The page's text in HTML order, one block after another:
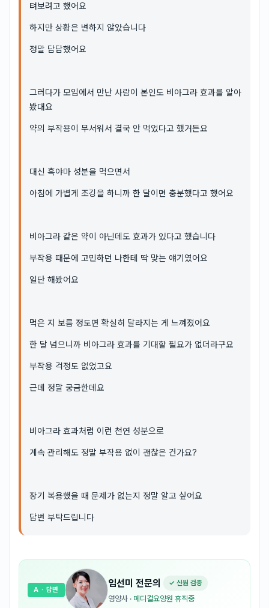
텨보려고 했어요
하지만 상황은 변하지 않았습니다
정말 답답했어요
그러다가 모임에서 만난 사람이 본인도 비아그라 효과를 알아
봤대요
약의 부작용이 무서워서 결국 안 먹었다고 했거든요
대신 흑야마 성분을 먹으면서
아침에 가볍게 조깅을 하니까 한 달이면 충분했다고 했어요
비아그라 같은 약이 아닌데도 효과가 있다고 했습니다
부작용 때문에 고민하던 나한테 딱 맞는 얘기였어요
일단 해봤어요
먹은 지 보름 정도면 확실히 달라지는 게 느껴졌어요
한 달 넘으니까 비아그라 효과를 기대할 필요가 없더라구요
부작용 걱정도 없었고요
근데 정말 궁금한데요
비아그라 효과처럼 이런 천연 성분으로
계속 관리해도 정말 부작용 없이 괜찮은 건가요?
장기 복용했을 때 문제가 없는지 정말 알고 싶어요
답변 부탁드립니다
임선미 전문의 ✓ 신원 검증
영양사 · 메디컬요양원 휴직중
A · 답변